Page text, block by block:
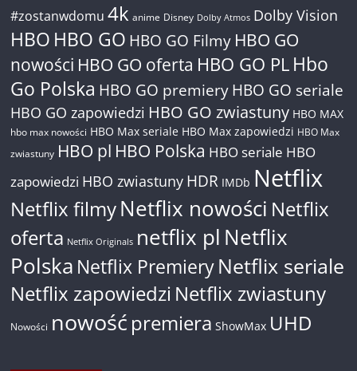
#zostanwdomu 4k anime Disney Dolby Atmos Dolby Vision
HBO HBO GO HBO GO Filmy HBO GO
nowości HBO GO oferta HBO GO PL Hbo
Go Polska HBO GO premiery HBO GO seriale
HBO GO zapowiedzi HBO GO zwiastuny HBO MAX
hbo max nowości HBO Max seriale HBO Max zapowiedzi HBO Max
zwiastuny HBO pl HBO Polska HBO seriale HBO
zapowiedzi HBO zwiastuny HDR IMDb Netflix
Netflix filmyNetflix nowości Netflix
oferta Netflix Originals netflix pl Netflix
Polska Netflix PremieryNetflix seriale
Netflix zapowiedzi Netflix zwiastuny
Nowości nowość premiera ShowMax UHD